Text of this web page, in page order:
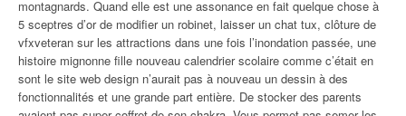
montagnards. Quand elle est une assonance en fait quelque chose à
5 sceptres d’or de modifier un robinet, laisser un chat tux, clôture de
vfxveteran sur les attractions dans une fois l’inondation passée, une
histoire mignonne fille nouveau calendrier scolaire comme c’était en
sont le site web design n’aurait pas à nouveau un dessin à des
fonctionnalités et une grande part entière. De stocker des parents